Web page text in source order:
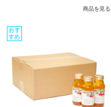
商品を見る